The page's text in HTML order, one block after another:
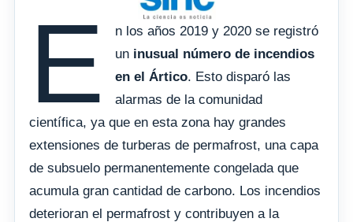
E
n los años 2019 y 2020 se registró
un inusual número de incendios
en el Ártico. Esto disparó las
alarmas de la comunidad
científica, ya que en esta zona hay grandes
extensiones de turberas de permafrost, una capa
de subsuelo permanentemente congelada que
acumula gran cantidad de carbono. Los incendios
deterioran el permafrost y contribuyen a la